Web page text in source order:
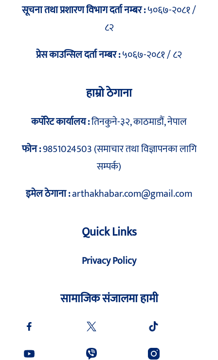
सूचना तथा प्रशारण विभाग दर्ता नम्बर :५०६७-२०८१ /
८२
प्रेस काउन्सिल दर्ता नम्बर :५०६७-२०८१ / ८२
हाम्रो ठेगाना
कर्पोरेट कार्यालय :तिनकुने-३२, काठमाडौं, नेपाल
फोन :9851024503 (समाचार तथा विज्ञापनका लागि
सम्पर्क)
इमेल ठेगाना :arthakhabar.com@gmail.com
Quick Links
Privacy Policy
सामाजिक संजालमा हामी